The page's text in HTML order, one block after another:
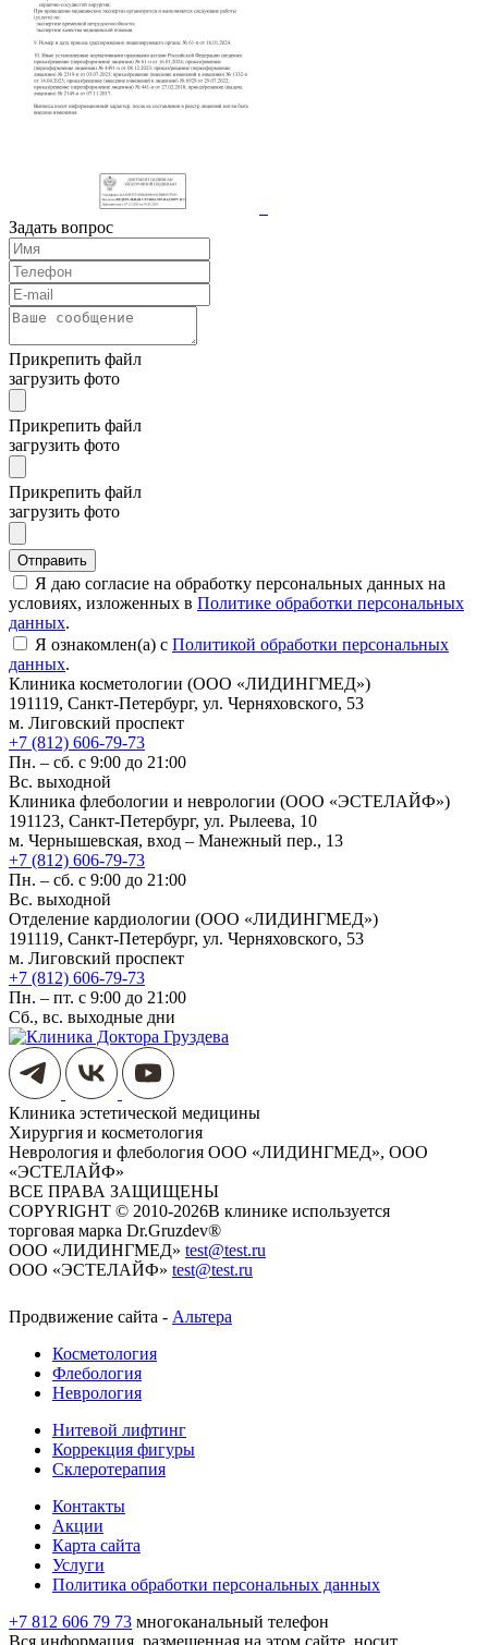
Задать вопрос
Прикрепить файл
загрузить фото
Прикрепить файл
загрузить фото
Прикрепить файл
загрузить фото
Отправить
Я даю согласие на обработку персональных данных на
условиях, изложенных в Политике обработки персональных
данных.
Я ознакомлен(а) с Политикой обработки персональных
данных.
Клиника косметологии (ООО «ЛИДИНГМЕД»)
191119, Санкт-Петербург, ул. Черняховского, 53
м. Лиговский проспект
+7 (812) 606-79-73
Пн. – сб. с 9:00 до 21:00
Вс. выходной
Клиника флебологии и неврологии (ООО «ЭСТЕЛАЙФ»)
191123, Санкт-Петербург, ул. Рылеева, 10
м. Чернышевская, вход – Манежный пер., 13
+7 (812) 606-79-73
Пн. – сб. с 9:00 до 21:00
Вс. выходной
Отделение кардиологии (ООО «ЛИДИНГМЕД»)
191119, Санкт-Петербург, ул. Черняховского, 53
м. Лиговский проспект
+7 (812) 606-79-73
Пн. – пт. с 9:00 до 21:00
Сб., вс. выходные дни
Клиника эстетической медицины
Хирургия и косметология
Неврология и флебология ООО «ЛИДИНГМЕД», ООО
«ЭСТЕЛАЙФ»
ВСЕ ПРАВА ЗАЩИЩЕНЫ
COPYRIGHT © 2010-2026​​​​​​​В клинике используется
торговая марка Dr.Gruzdev®
ООО «ЛИДИНГМЕД» test@test.ru
ООО «ЭСТЕЛАЙФ» test@test.ru
Продвижение сайта - Альтера
Косметология
Флебология
Неврология
Нитевой лифтинг
Коррекция фигуры
Склеротерапия
Контакты
Акции
Карта сайта
Услуги
Политика обработки персональных данных
+7 812 606 79 73 многоканальный телефон
Вся информация, размещенная на этом сайте, носит